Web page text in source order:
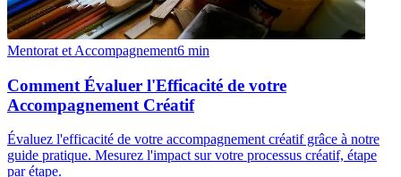
Mentorat et Accompagnement6 min
Comment Évaluer l'Efficacité de votre
Accompagnement Créatif
Évaluez l'efficacité de votre accompagnement créatif grâce à notre
guide pratique. Mesurez l'impact sur votre processus créatif, étape
par étape.